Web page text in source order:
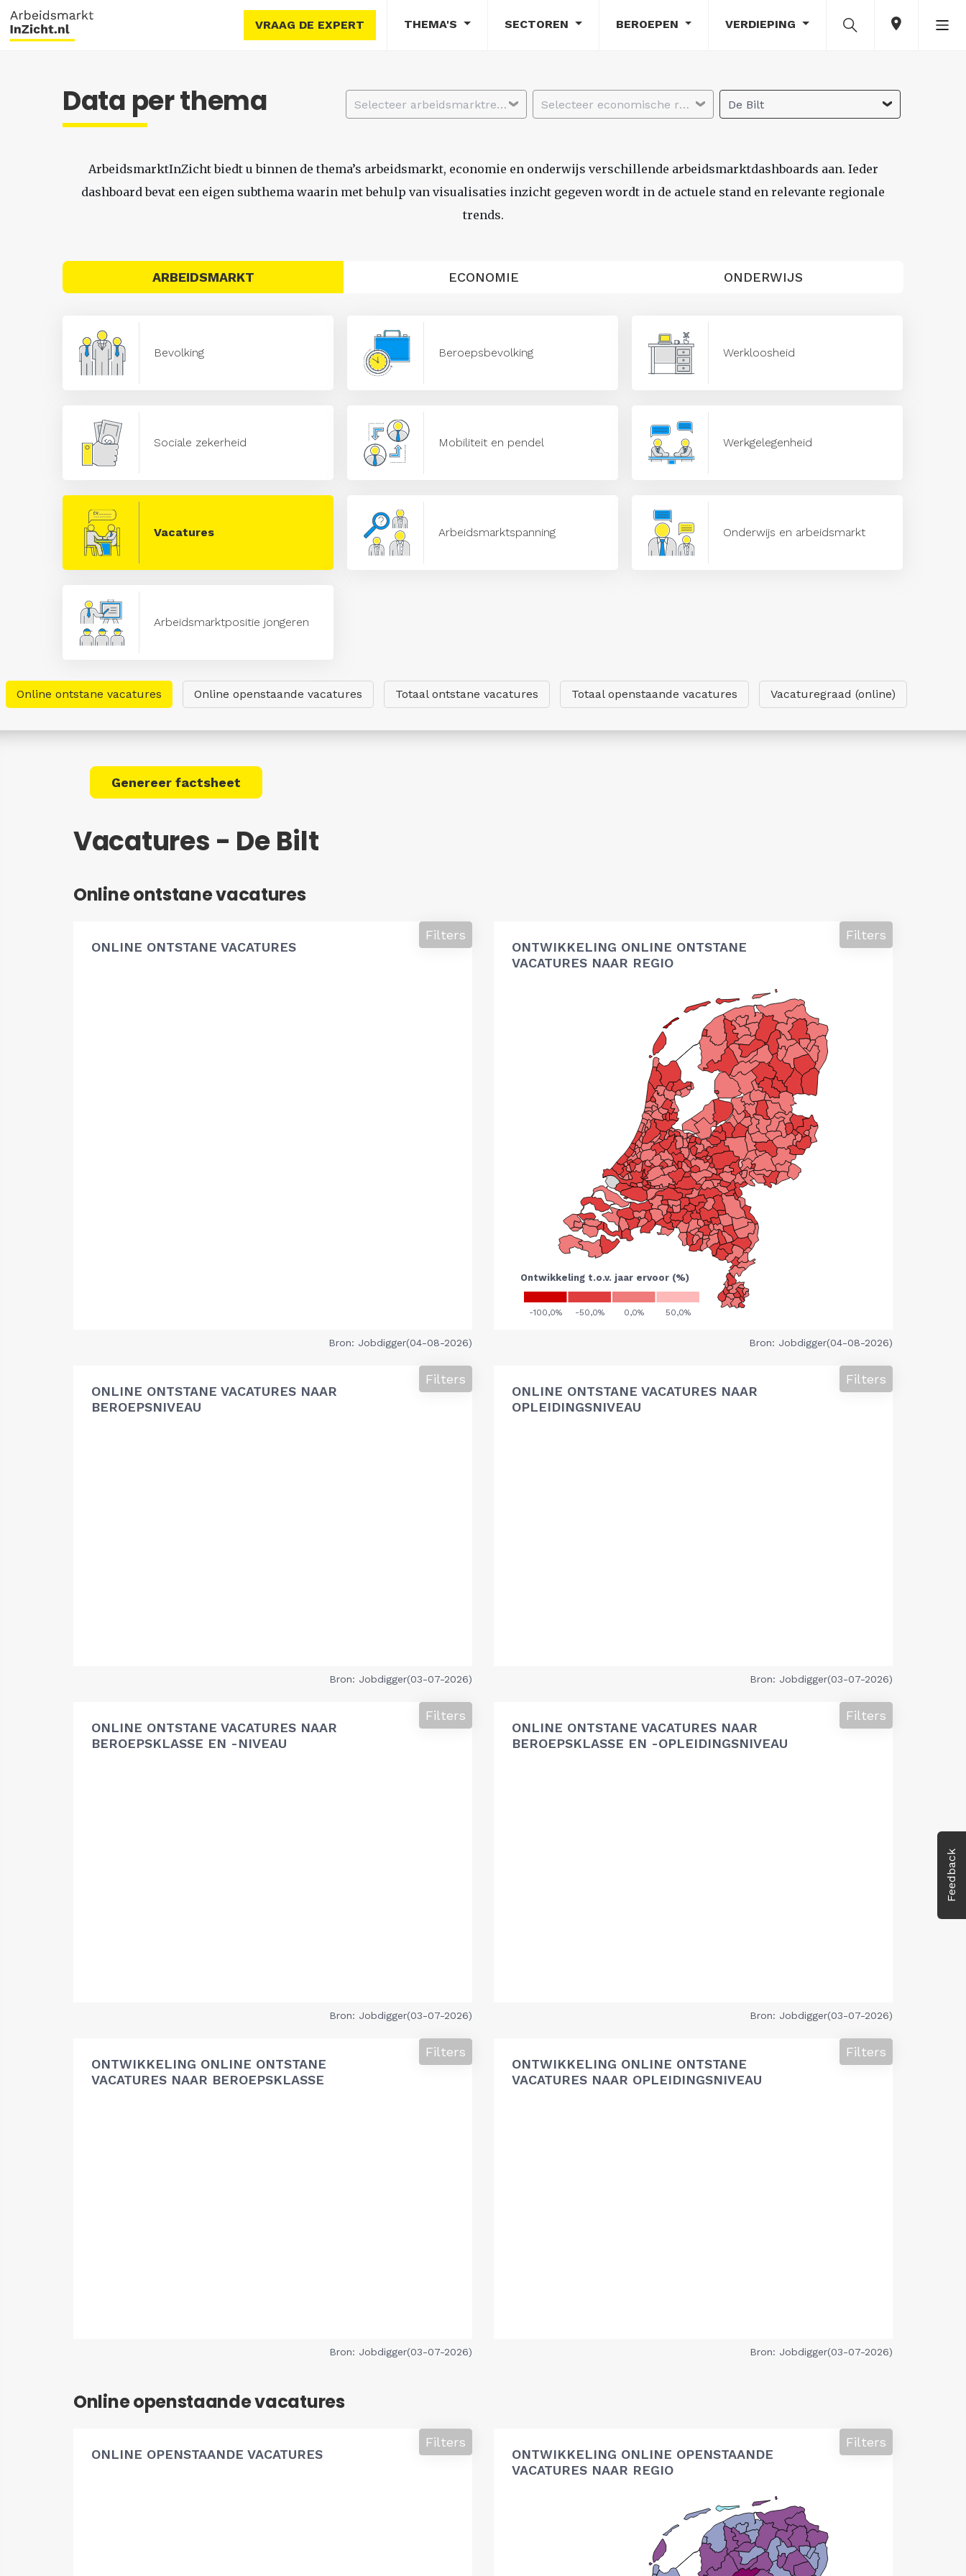
VRAAG DE EXPERT THEMA'S SECTOREN BEROEPEN VERDIEPING
Feedback
Data per thema Selecteer arbeidsmarktregio Selecteer economische regio De Bilt
ArbeidsmarktInZicht biedt u binnen de thema’s arbeidsmarkt, economie en onderwijs verschillende arbeidsmarktdashboards aan. Ieder
dashboard bevat een eigen subthema waarin met behulp van visualisaties inzicht gegeven wordt in de actuele stand en relevante regionale
trends.
ARBEIDSMARKT ECONOMIE ONDERWIJS
Bevolking Beroepsbevolking Werkloosheid
Sociale zekerheid Mobiliteit en pendel Werkgelegenheid
Vacatures Arbeidsmarktspanning Onderwijs en arbeidsmarkt
Arbeidsmarktpositie jongeren
Online ontstane vacatures Online openstaande vacatures Totaal ontstane vacatures Totaal openstaande vacatures Vacaturegraad (online)
Genereer factsheet
Vacatures - De Bilt
Online ontstane vacatures
ONLINE ONTSTANE VACATURES
Filters
Bron: Jobdigger(04-08-2026)
ONTWIKKELING ONLINE ONTSTANE
VACATURES NAAR REGIO
Filters
Bron: Jobdigger(04-08-2026)
ONLINE ONTSTANE VACATURES NAAR
BEROEPSNIVEAU
Filters
Bron: Jobdigger(03-07-2026)
ONLINE ONTSTANE VACATURES NAAR
OPLEIDINGSNIVEAU
Filters
Bron: Jobdigger(03-07-2026)
ONLINE ONTSTANE VACATURES NAAR
BEROEPSKLASSE EN -NIVEAU
Filters
Bron: Jobdigger(03-07-2026)
ONLINE ONTSTANE VACATURES NAAR
BEROEPSKLASSE EN -OPLEIDINGSNIVEAU
Filters
Bron: Jobdigger(03-07-2026)
ONTWIKKELING ONLINE ONTSTANE
VACATURES NAAR BEROEPSKLASSE
Filters
Bron: Jobdigger(03-07-2026)
ONTWIKKELING ONLINE ONTSTANE
VACATURES NAAR OPLEIDINGSNIVEAU
Filters
Bron: Jobdigger(03-07-2026)
Online openstaande vacatures
ONLINE OPENSTAANDE VACATURES
Filters
ONTWIKKELING ONLINE OPENSTAANDE
VACATURES NAAR REGIO
Filters